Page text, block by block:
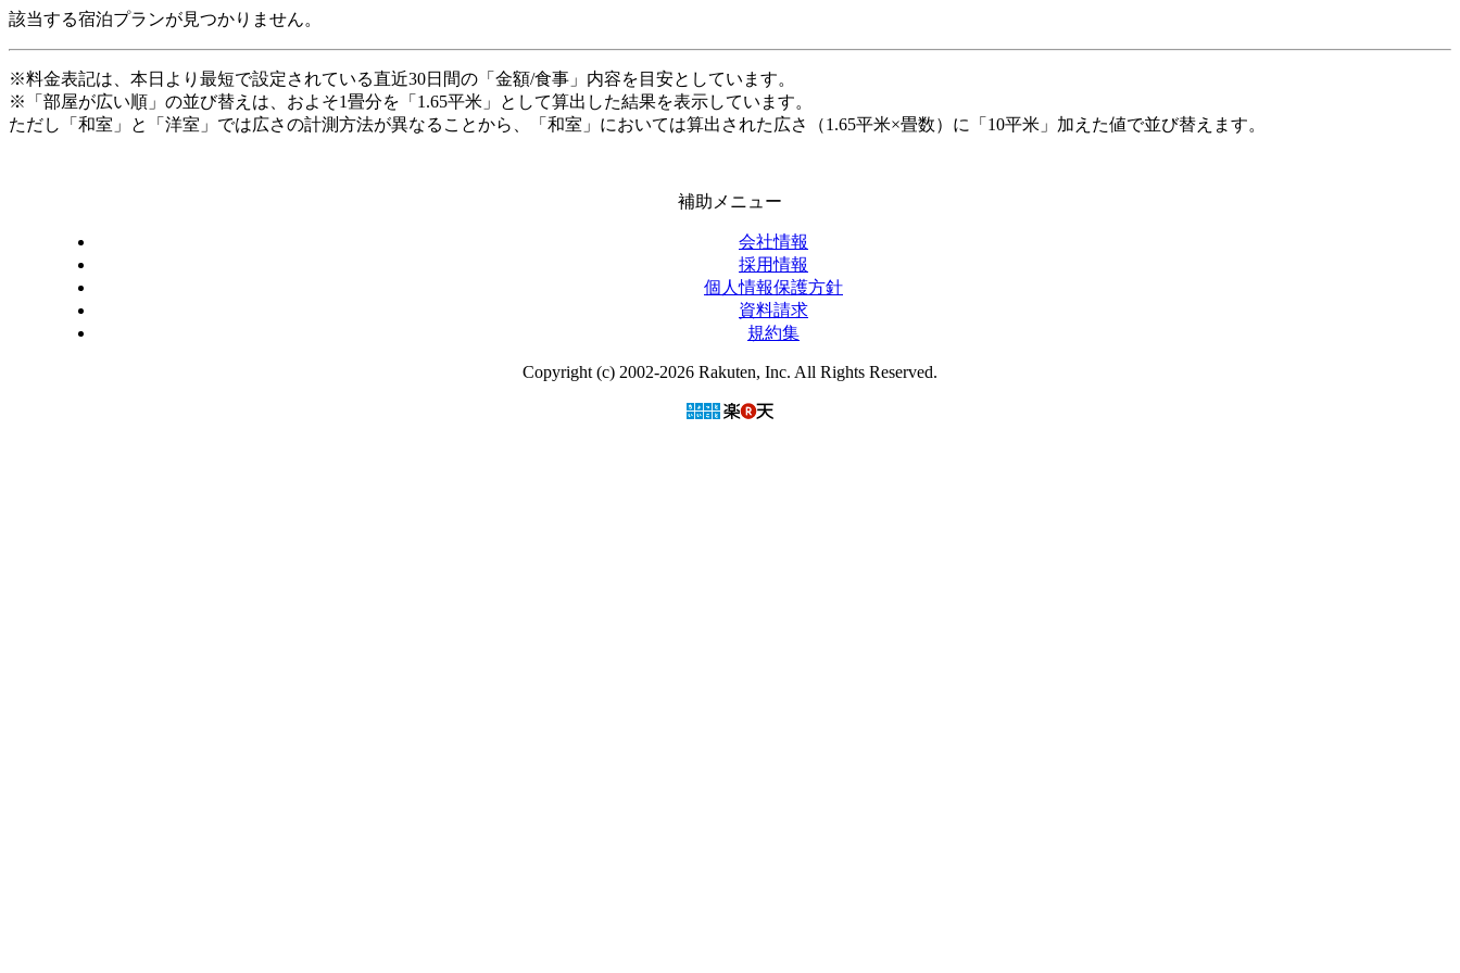
該当する宿泊プランが見つかりません。
※料金表記は、本日より最短で設定されている直近30日間の「金額/食事」内容を目安としています。
※「部屋が広い順」の並び替えは、およそ1畳分を「1.65平米」として算出した結果を表示しています。
ただし「和室」と「洋室」では広さの計測方法が異なることから、「和室」においては算出された広さ（1.65平米×畳数）に「10平米」加えた値で並び替えます。
補助メニュー
会社情報
採用情報
個人情報保護方針
資料請求
規約集
Copyright (c) 2002-2026 Rakuten, Inc. All Rights Reserved.